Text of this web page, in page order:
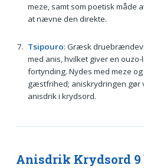
meze, samt som poetisk måde
at nævne den direkte.
Tsipouro: Græsk
med anis, hvilket giver en
fortynding. Nydes med meze
gæstfrihed; aniskrydringen gør
anisdrik i krydsord.
Anisdrik Krydsord 9